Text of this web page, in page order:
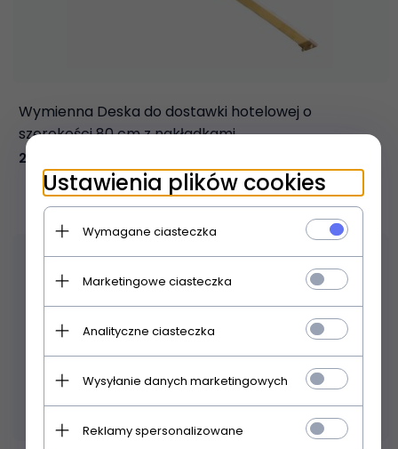
Wymienna Deska do dostawki hotelowej o
szerokości 80 cm z nakładkami
23,
Ustawienia plików cookies
Wymagane ciasteczka
Marketingowe ciasteczka
Analityczne ciasteczka
Wysyłanie danych marketingowych
Reklamy spersonalizowane